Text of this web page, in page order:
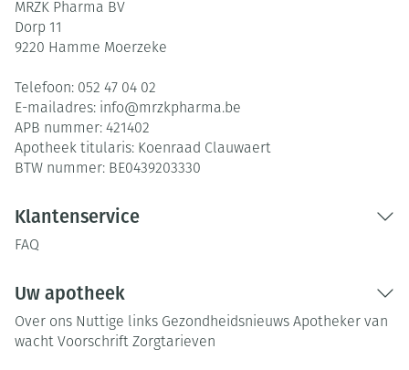
MRZK Pharma BV
Dorp 11
9220 Hamme Moerzeke
Telefoon: 052 47 04 02
E-mailadres: info@mrzkpharma.be
APB nummer: 421402
Apotheek titularis: Koenraad Clauwaert
BTW nummer: BE0439203330
Klantenservice
FAQ
Uw apotheek
Over ons Nuttige links Gezondheidsnieuws Apotheker van
wacht Voorschrift Zorgtarieven